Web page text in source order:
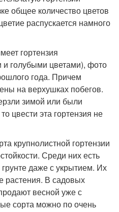
общее количество цветов
распускается намного
гортензия
и голубыми цветами), фото
года. Причем
на верхушках побегов.
зимой или были
цвести эта гортензия не
крупнолистной гортензии
Среди них есть
даже с укрытием. Их
растения. В садовых
весной уже с
сорта можно по очень